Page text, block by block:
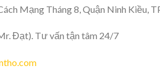
Mạng Tháng 8, Quận Ninh Kiều,
Đạt). Tư vấn tận tâm 24/7